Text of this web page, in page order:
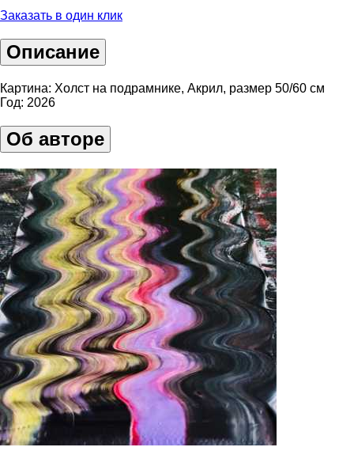
Заказать в один клик
Описание
Картина: Холст на подрамнике, Акрил, размер 50/60 см
Год: 2026
Об авторе